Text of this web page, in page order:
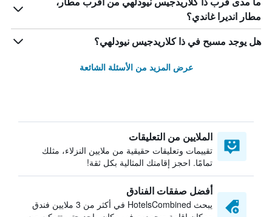
مطار انديرا غاندي؟
هل يوجد مسبح في ذا كلاريدجيس نيودلهي؟
عرض المزيد من الأسئلة الشائعة
الملايين من التعليقات
تقييمات وتعليقات حقيقية من ملايين النزلاء، مثلك
تمامًا. احجز إقامتك المثالية بكل ثقة!
أفضل صفقات الفنادق
يبحث HotelsCombined في أكثر من 3 ملايين فندق